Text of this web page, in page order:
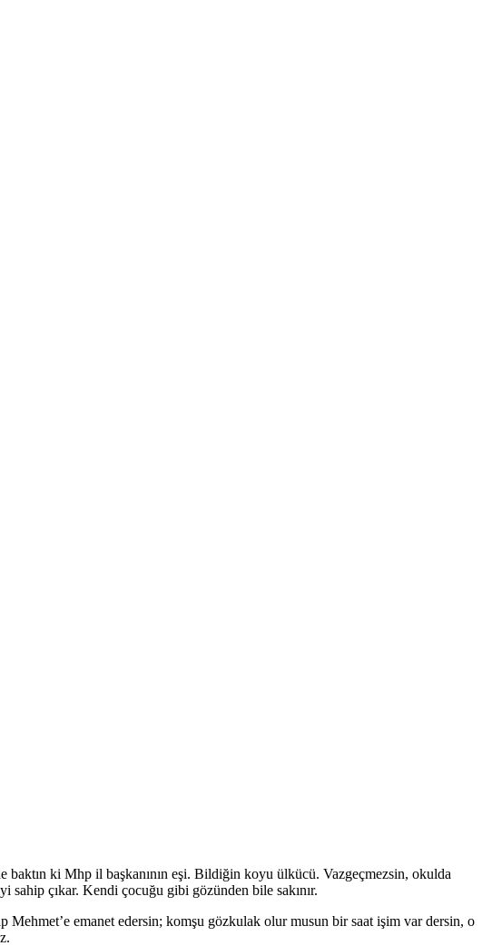
ki Mhp il başkanının eşi. Bildiğin koyu ülkücü. Vazgeçmezsin, okulda
çıkar. Kendi çocuğu gibi gözünden bile sakınır.
emanet edersin; komşu gözkulak olur musun bir saat işim var dersin, o